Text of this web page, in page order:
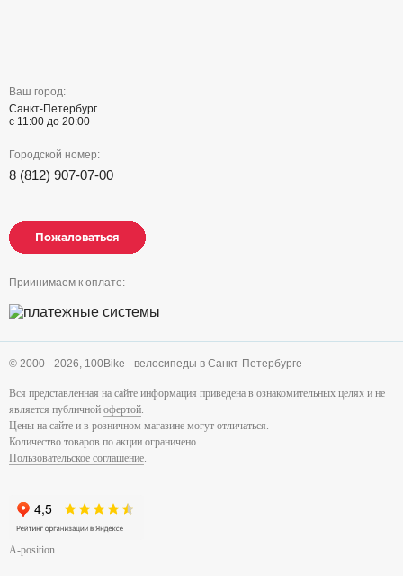
Ваш город:
Санкт-Петербург
с 11:00 до 20:00
Городской номер:
8 (812) 907-07-00
Пожаловаться
Пожаловаться
Пожаловаться
Приинимаем к оплате:
© 2000 - 2026, 100Bike - велосипеды в Санкт-Петербурге
Вся представленная на сайте информация приведена в ознакомительных целях и не
является публичной офертой.
Цены на сайте и в розничном магазине могут отличаться.
Количество товаров по акции ограничено.
Пользовательское соглашение.
A-position